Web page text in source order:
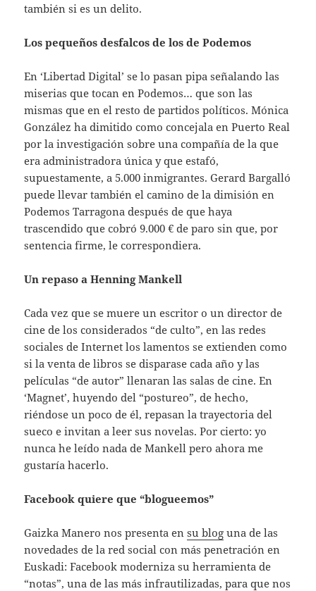
también si es un delito.
Los pequeños desfalcos de los de Podemos
En ‘Libertad Digital’ se lo pasan pipa señalando las
miserias que tocan en Podemos… que son las
mismas que en el resto de partidos políticos. Mónica
González ha dimitido como concejala en Puerto Real
por la investigación sobre una compañía de la que
era administradora única y que estafó,
supuestamente, a 5.000 inmigrantes. Gerard Bargalló
puede llevar también el camino de la dimisión en
Podemos Tarragona después de que haya
trascendido que cobró 9.000 € de paro sin que, por
sentencia firme, le correspondiera.
Un repaso a Henning Mankell
Cada vez que se muere un escritor o un director de
cine de los considerados “de culto”, en las redes
sociales de Internet los lamentos se extienden como
si la venta de libros se disparase cada año y las
películas “de autor” llenaran las salas de cine. En
‘Magnet’, huyendo del “postureo”, de hecho,
riéndose un poco de él, repasan la trayectoria del
sueco e invitan a leer sus novelas. Por cierto: yo
nunca he leído nada de Mankell pero ahora me
gustaría hacerlo.
Facebook quiere que “blogueemos”
Gaizka Manero nos presenta ensu blog una de las
novedades de la red social con más penetración en
Euskadi: Facebook moderniza su herramienta de
“notas”, una de las más infrautilizadas, para que nos